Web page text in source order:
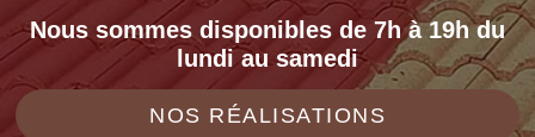
Nous sommes disponibles de 7h à 19h du
lundi au samedi
NOS RÉALISATIONS